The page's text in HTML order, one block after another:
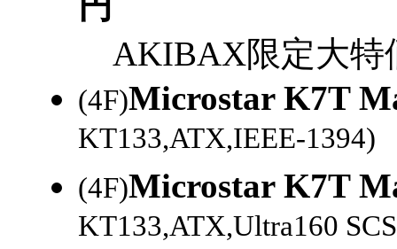
AKIBAX限定大特
(4F)Microstar K7T
KT133,ATX,IEEE-1394)
(4F)Microstar K7T
KT133,ATX,Ultra160